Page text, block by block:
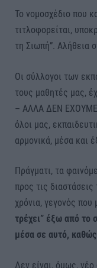
Το νομοσχέδιο που
τιτλοφορείται,
τη Σιωπή”. Αλήθεια
Οι σύλλογοι των
τους μαθητές μας,
– ΑΛΛΑ ΔΕΝ ΕΧΟΥΜΕ
όλοι μας,
αρμονικά, μέσα και
Πράγματι, τα
προς τις
χρόνια, γεγονός που
τρέχει” έξω από το
μέσα σε αυτό, καθώς
Δεν είναι, όμως, νέο